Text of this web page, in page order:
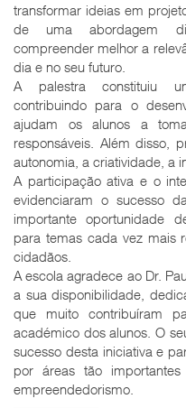
transformar ideias em
de uma abordagem
compreender melhor a
dia e no seu futuro.
A palestra constituiu
contribuindo para o
ajudam os alunos a
responsáveis. Além disso,
autonomia, a criatividade, a
A participação ativa e o
evidenciaram o sucesso
importante oportunidade
para temas cada vez mais
cidadãos.
A escola agradece ao Dr.
a sua disponibilidade,
que muito contribuíram
académico dos alunos. O
sucesso desta iniciativa e
por áreas tão
empreendedorismo.